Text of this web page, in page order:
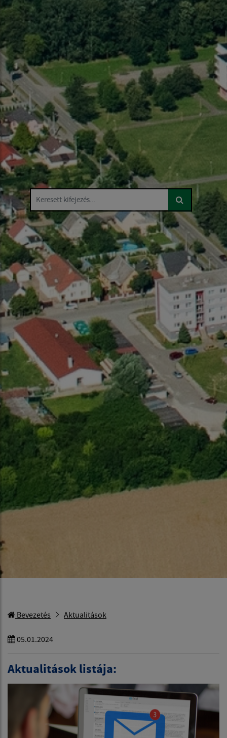
Keresett kifejezés...
Bevezetés Aktualitások
05.01.2024
Aktualitások listája: